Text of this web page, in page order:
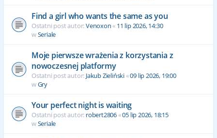
Find a girl who wants the same as you
Ostatni post autor:Venoxon« 11 lip 2026, 14:30
wSeriale
Moje pierwsze wrażenia z korzystania z
nowoczesnej platformy
Ostatni post autor: Jakub Zieliński«09 lip 2026, 19:00
wGry
Your perfect night is waiting
Ostatni post autor: robert2806«05 lip 2026, 18:15
wSeriale